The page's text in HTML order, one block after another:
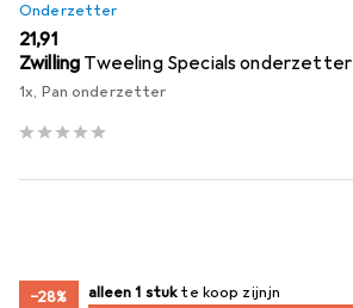
Onderzetter
EUR
21,91
Zwilling Tweeling Specials onderzetter
1x, Pan onderzetter
−28% slechts 1 item te koop zijn
alleen 1 stuk te koop zijn